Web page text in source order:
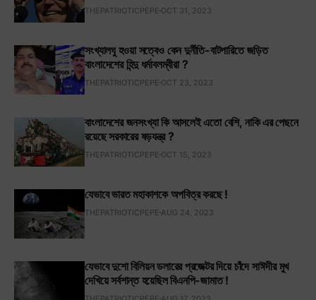
THEPATRIOTICPEPE OCT 31, 2023
সংখ্যালঘু হওয়া সত্বেও কেন দুর্নীতি-বাটপারিতে জড়িত
বাংলাদেশের হিন্দু ধর্মাবলম্বীরা ?
THEPATRIOTICPEPE OCT 23, 2023
বাংলাদেশের জনসংখ্যা কি আসলেই এতো বেশি, নাকি এর পেছনে
রয়েছে সরকারের ষড়যন্ত্র ?
THEPATRIOTICPEPE OCT 15, 2023
যেভাবে ভারত মহাকাশকে অপবিত্র করছে !
THEPATRIOTICPEPE AUG 24, 2023
যেভাবে দুশো বিলিয়ন ডলারের প্রজেক্টর দিয়ে চাঁদে সাঈদীর মুখ
দেখিয়ে সর্বশান্ত হয়েছিল বিএনপি-জামাত !